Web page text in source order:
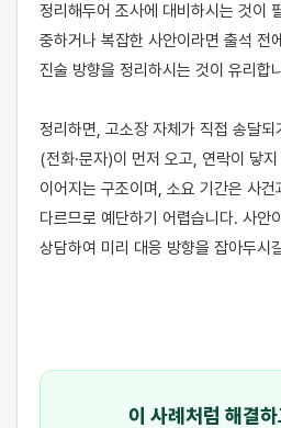
정리해두어 조사에 대비하시는 것이
중하거나 복잡한 사안이라면 출석 전
진술 방향을 정리하시는 것이 유리합
정리하면, 고소장 자체가 직접 송달
(전화·문자)이 먼저 오고, 연락이 닿
이어지는 구조이며, 소요 기간은 사
다르므로 예단하기 어렵습니다. 사안
상담하여 미리 대응 방향을 잡아두시
이 사례처럼 해결